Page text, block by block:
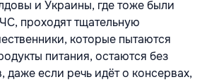
и Украины, где тоже были
проходят тщательную
которые пытаются
питания, остаются без
даже если речь идёт о консервах,